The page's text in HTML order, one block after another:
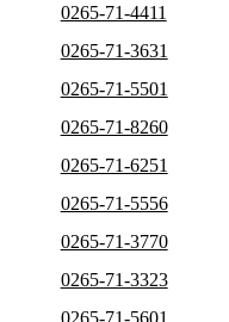
0265-71-4411
0265-71-3631
0265-71-5501
0265-71-8260
0265-71-6251
0265-71-5556
0265-71-3770
0265-71-3323